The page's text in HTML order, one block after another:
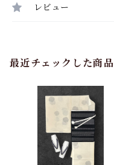
レビュー
最近チェックした商品